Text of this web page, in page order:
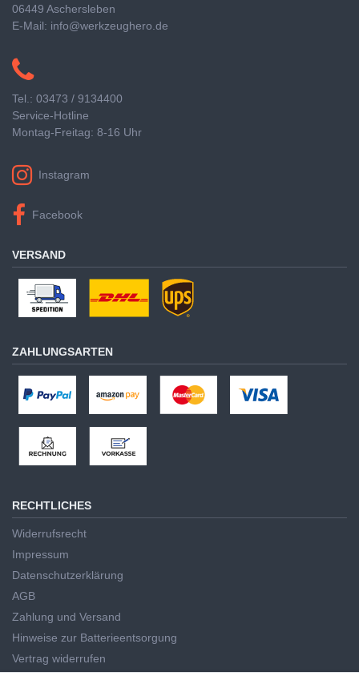
06449 Aschersleben
E-Mail: info@werkzeughero.de
Tel.: 03473 / 9134400
Service-Hotline
Montag-Freitag: 8-16 Uhr
Instagram
Facebook
VERSAND
ZAHLUNGSARTEN
RECHTLICHES
Widerrufsrecht
Impressum
Datenschutzerklärung
AGB
Zahlung und Versand
Hinweise zur Batterieentsorgung
Vertrag widerrufen